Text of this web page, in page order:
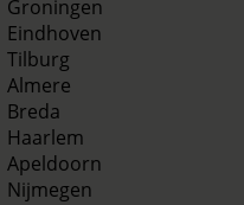
Groningen
Eindhoven
Tilburg
Almere
Breda
Haarlem
Apeldoorn
Nijmegen